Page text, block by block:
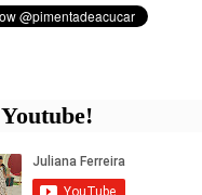
Youtube!